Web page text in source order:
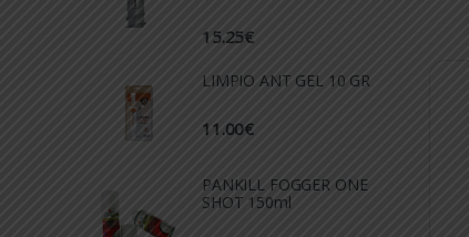
15.25€
LIMPIO ANT GEL 10 GR
11.00€
PANKILL FOGGER ONE
SHOT 150ml